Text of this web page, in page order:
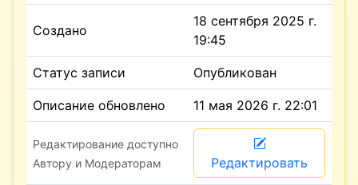
Создано
18 сентября 2025 г.
19:45
Статус записи Опубликован
Описание обновлено 11 мая 2026 г. 22:01
Редактирование доступно
Автору и Модераторам
Редактировать